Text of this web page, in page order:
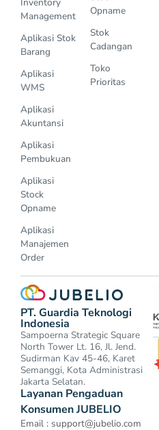
Management
Aplikasi Stok
Barang
Aplikasi
WMS
Aplikasi
Akuntansi
Aplikasi
Pembukuan
Aplikasi
Stock
Opname
Aplikasi
Manajemen
Order
Opname
Stok
Cadangan
Toko
Prioritas
PT. Guardia Teknologi
Indonesia
Sampoerna Strategic Square
North Tower Lt. 16, Jl. Jend.
Sudirman Kav 45-46, Karet
Semanggi, Kota Administrasi
Jakarta Selatan.
Layanan Pengaduan
Konsumen JUBELIO
Email : support@jubelio.com